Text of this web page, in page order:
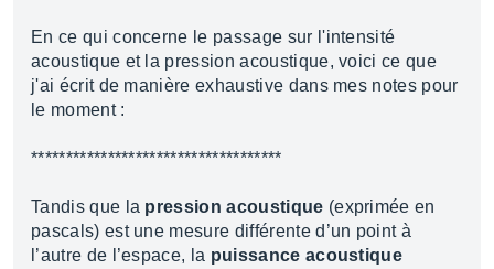
En ce qui concerne le passage sur l'intensité
acoustique et la pression acoustique, voici ce que
j'ai écrit de manière exhaustive dans mes notes pour
le moment :
************************************
Tandis que la pression acoustique (exprimée en
pascals) est une mesure différente d’un point à
l’autre de l’espace, la puissance acoustique